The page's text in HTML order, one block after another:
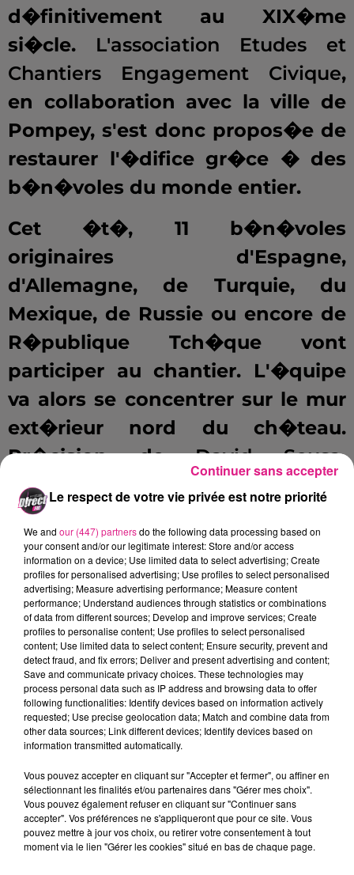
d�finitivement au XIX�me
si�cle. L'association Etudes et
Chantiers Engagement Civique,
en collaboration avec la ville de
Pompey, s'est donc propos�e de
restaurer l'�difice gr�ce � des
b�n�voles du monde entier.
Cet �t�, 11 b�n�voles
originaires d'Espagne,
d'Allemagne, de Turquie, du
Mexique, de Russie ou encore de
R�publique Tch�que vont
participer au chantier. L'�quipe
va alors se concentrer sur le mur
ext�rieur nord du ch�teau.
Pr�cision deDavid Sousa,
volontaire en service civique
, �
l'association�:
.
Pour mener � bien cette mission,
l'association Etudes et Chantiers
Engagement Civique a d�cid�
de solliciter les internautes.Une
campagne de financement
participatifa �t� lanc�e sur
internet�pour r�colter 2500
euros. Cet argent servira �
acheter de nouveaux outils pour
le chantier, mais �galement �
Le respect de votre vie privée est notre priorité
We and our (447) partnersdo the following data processing based on
your consent and/or our legitimate interest: Store and/or access
information on a device; Use limited data to select advertising; Create
profiles for personalised advertising; Use profiles to select personalised
advertising; Measure advertising performance; Measure content
performance; Understand audiences through statistics or combinations
of data from different sources; Develop and improve services; Create
profiles to personalise content; Use profiles to select personalised
content; Use limited data to select content; Ensure security, prevent and
detect fraud, and fix errors; Deliver and present advertising and content;
Save and communicate privacy choices. These technologies may
process personal data such as IP address and browsing data to offer
following functionalities: Identify devices based on information actively
requested; Use precise geolocation data; Match and combine data from
other data sources; Link different devices; Identify devices based on
information transmitted automatically.
Vous pouvez accepter en cliquant sur "Accepter et fermer", ou affiner en
sélectionnant les finalités et/ou partenaires dans "Gérer mes choix".
Vous pouvez également refuser en cliquant sur "Continuer sans
accepter". Vos préférences ne s'appliqueront que pour ce site. Vous
pouvez mettre à jour vos choix, ou retirer votre consentement à tout
moment via le lien "Gérer les cookies" situé en bas de chaque page.
Continuer sans accepter